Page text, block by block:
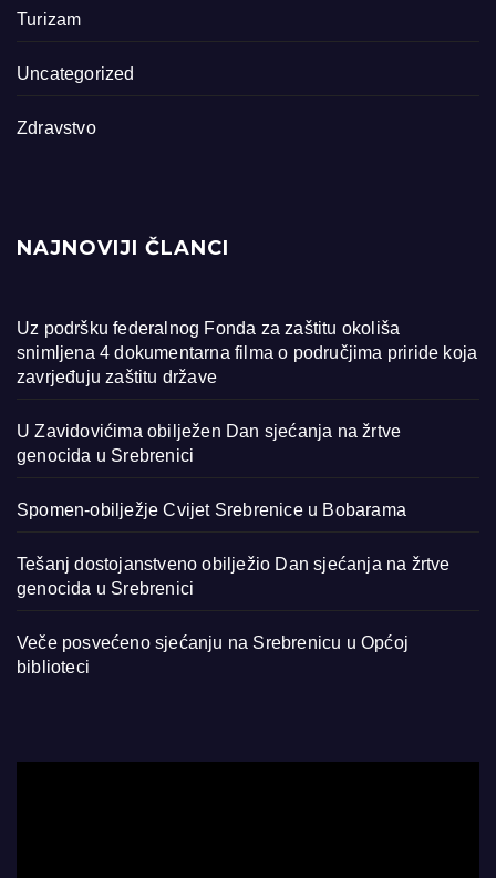
Turizam
Uncategorized
Zdravstvo
NAJNOVIJI ČLANCI
Uz podršku federalnog Fonda za zaštitu okoliša
snimljena 4 dokumentarna filma o područjima priride koja
zavrjeđuju zaštitu države
U Zavidovićima obilježen Dan sjećanja na žrtve
genocida u Srebrenici
Spomen-obilježje Cvijet Srebrenice u Bobarama
Tešanj dostojanstveno obilježio Dan sjećanja na žrtve
genocida u Srebrenici
Veče posvećeno sjećanju na Srebrenicu u Općoj
biblioteci